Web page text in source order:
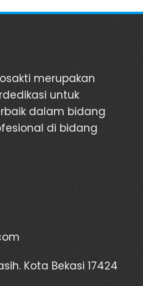
merupakan
untuk
dalam bidang
di bidang
Kota Bekasi 17424